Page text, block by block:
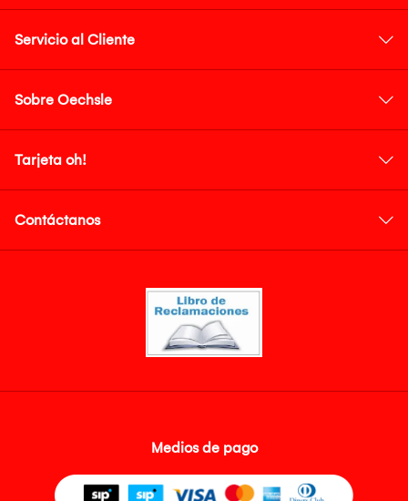
Servicio al Cliente
Sobre Oechsle
Tarjeta oh!
Contáctanos
Medios de pago